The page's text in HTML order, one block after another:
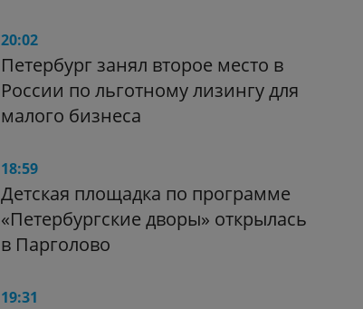
20:02
Петербург занял второе место в
России по льготному лизингу для
малого бизнеса
18:59
Детская площадка по программе
«Петербургские дворы» открылась
в Парголово
19:31